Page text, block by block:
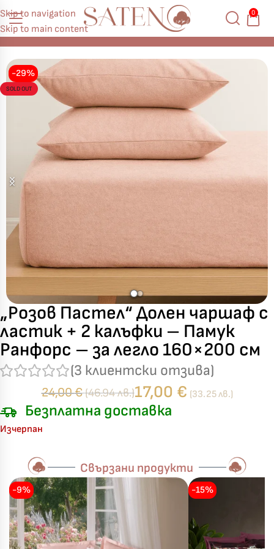
Skip to navigation
Skip to main content
0
Начало Чаршафи с ластик Ранфорс
-29%
SOLD OUT
„Розов Пастел“ Долен чаршаф с
ластик + 2 калъфки – Памук
Ранфорс – за легло 160×200 см
(3 клиентски отзива)
24,00€(46.94 лв.)17,00 € (33.25 лв.)
Безплатна доставка
Изчерпан
Свързани продукти
-9% -15%